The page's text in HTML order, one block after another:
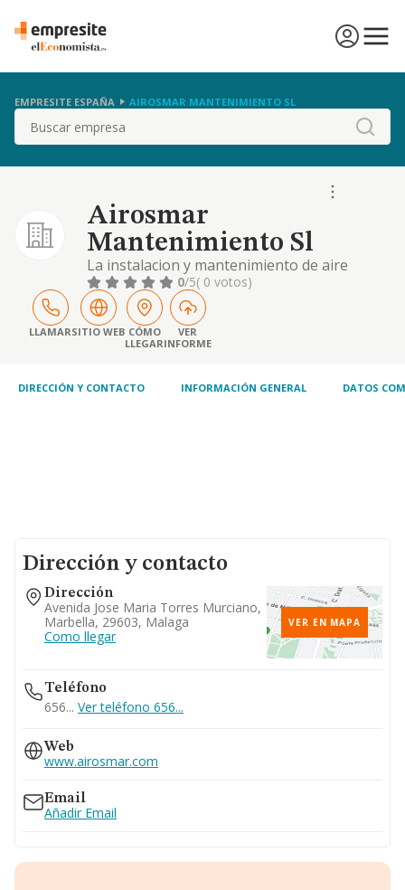
EMPRESITE ESPAÑA AIROSMAR MANTENIMIENTO SL
Buscar
Airosmar
Mantenimiento Sl
La instalacion y mantenimiento de aire
acondicionado.
0/5( 0 votos)
LLAMARSITIO WEB CÓMO
LLEGAR
VER
INFORME
DIRECCIÓN Y CONTACTO INFORMACIÓN GENERAL DATOS
Dirección y contacto
Dirección
Avenida Jose Maria Torres Murciano,
Marbella, 29603, Malaga
Como llegar
VER EN MAPA
Teléfono
656... Ver teléfono 656...
Web
www.airosmar.com
Email
Añadir Email